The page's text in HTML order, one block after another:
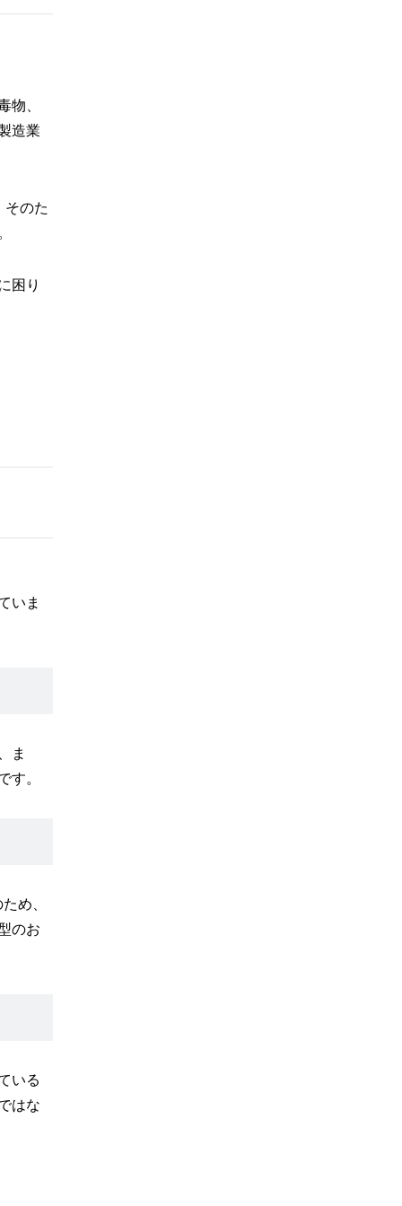
物、
造業
そのた
困り
いま
ま
す。
め、
のお
いる
はな